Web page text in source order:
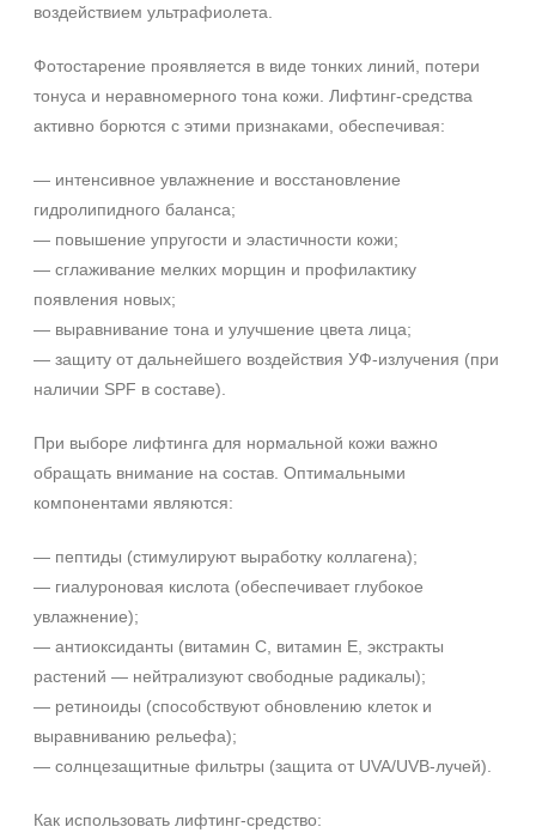
Время применения
Вечер
День
Ежедневный
Пол
Демакияж
Массаж
Показать еще
Уровень SPF защиты
SPF 25
SPF 30
SPF 50
воздействием ультрафиолета.
Фотостарение проявляется в виде тонких линий, потери
тонуса и неравномерного тона кожи. Лифтинг‑средства
активно борются с этими признаками, обеспечивая:
— интенсивное увлажнение и восстановление
гидролипидного баланса;
— повышение упругости и эластичности кожи;
— сглаживание мелких морщин и профилактику
появления новых;
— выравнивание тона и улучшение цвета лица;
— защиту от дальнейшего воздействия УФ‑излучения (при
наличии SPF в составе).
При выборе лифтинга для нормальной кожи важно
обращать внимание на состав. Оптимальными
компонентами являются:
— пептиды (стимулируют выработку коллагена);
— гиалуроновая кислота (обеспечивает глубокое
увлажнение);
— антиоксиданты (витамин С, витамин Е, экстракты
растений — нейтрализуют свободные радикалы);
— ретиноиды (способствуют обновлению клеток и
выравниванию рельефа);
— солнцезащитные фильтры (защита от UVA/UVB‑лучей).
Как использовать лифтинг‑средство:
+7 (929) 933-09-89